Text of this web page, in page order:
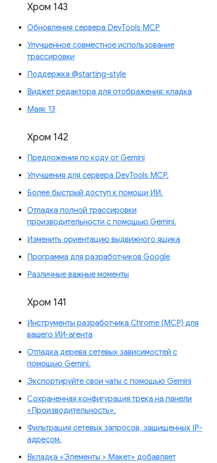
Хром 143
Обновления сервера DevTools MCP
Улучшенное совместное использование
трассировки
Поддержка @starting-style
Виджет редактора для отображения: кладка
Маяк 13
Хром 142
Предложения по коду от Gemini
Улучшения для сервера DevTools MCP.
Более быстрый доступ к помощи ИИ.
Отладка полной трассировки
производительности с помощью Gemini.
Изменить ориентацию выдвижного ящика
Программа для разработчиков Google
Различные важные моменты
Хром 141
Инструменты разработчика Chrome (MCP) для
вашего ИИ-агента
Отладка дерева сетевых зависимостей с
помощью Gemini.
Экспортируйте свои чаты с помощью Gemini
Сохраненная конфигурация трека на панели
«Производительность».
Фильтрация сетевых запросов, защищенных IP-
адресом.
Вкладка «Элементы > Макет» добавляет